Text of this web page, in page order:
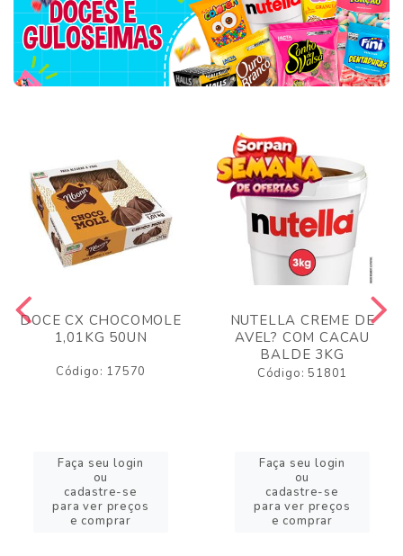
DOCE CX CHOCOMOLE
1,01KG 50UN
Código: 17570
Faça seu login
ou
cadastre-se
para ver preços
e comprar
NUTELLA CREME DE
AVEL? COM CACAU
BALDE 3KG
Código: 51801
Faça seu login
ou
cadastre-se
para ver preços
e comprar